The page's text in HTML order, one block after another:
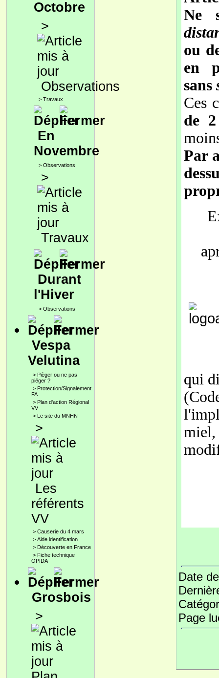
Octobre
>
Observations
> Travaux
En
Novembre
> Observations
>
Travaux
Durant
l'Hiver
> Observations
Vespa
Velutina
> Pièger ou ne pas
piéger ?
> Protection/Signalement
FA
> Plan d'action Régional
VV
> Le site du MNHN
>
Les
référents
VV
> Causerie du 4 mars
> Aide identification
> Découverte en France
> Fiche technique
OPIDA
Grosbois
>
Ne
ou
en
sans
Ces
de
Par
qui
Date
Page